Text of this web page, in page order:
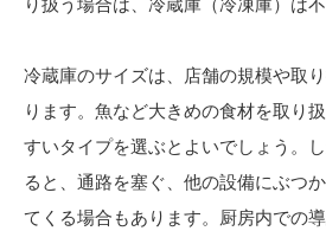
り扱う場合は、冷蔵庫（冷凍庫）は不
冷蔵庫のサイズは、店舗の規模や取
ります。魚など大きめの食材を取り
すいタイプを選ぶとよいでしょう。
ると、通路を塞ぐ、他の設備にぶつ
てくる場合もあります。厨房内での